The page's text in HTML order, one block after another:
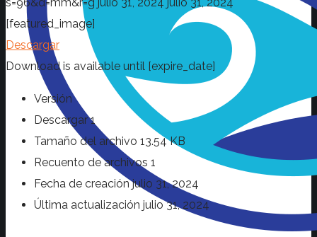
[featured_image]
Descargar
Download is available until [expire_date]
Versión
Descargar1
Tamaño del archivo 13.54 KB
Recuento de archivos 1
Fecha de creaciónjulio 31, 2024
Última actualización julio 31, 2024